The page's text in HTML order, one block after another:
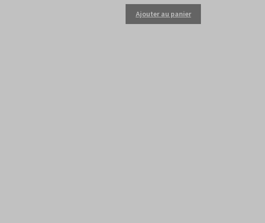
Ajouter au panier